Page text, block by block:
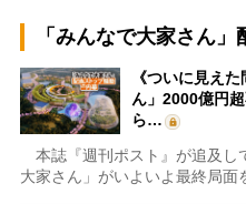
「みんなで大家さん
《ついに見え
ん」2000億円
ら…
本誌『週刊ポスト』が追及し
大家さん」がいよいよ最終局